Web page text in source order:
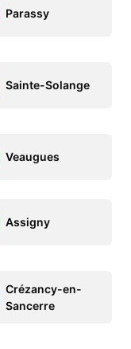
Parassy
Sainte-Solange
Veaugues
Assigny
Crézancy-en-
Sancerre